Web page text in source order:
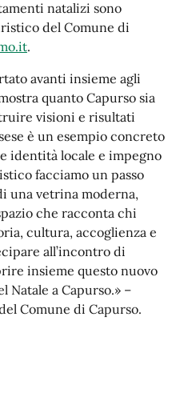
natalizi sono
del Comune di
.
avanti insieme agli
quanto Capurso sia
visioni e risultati
è un esempio concreto
identità locale e impegno
facciamo un passo
una vetrina moderna,
che racconta chi
cultura, accoglienza e
all’incontro di
insieme questo nuovo
Natale a Capurso.» –
Comune di Capurso.